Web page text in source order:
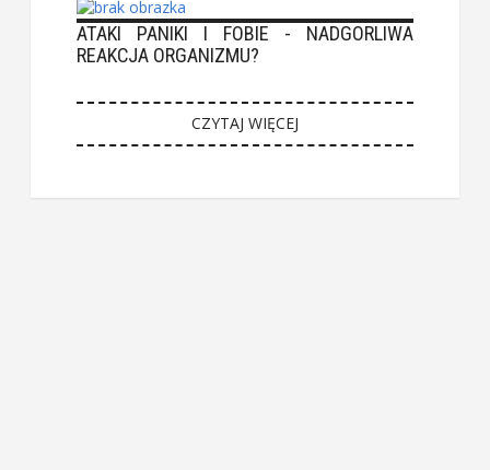
ATAKI PANIKI I FOBIE - NADGORLIWA
REAKCJA ORGANIZMU?
CZYTAJ WIĘCEJ